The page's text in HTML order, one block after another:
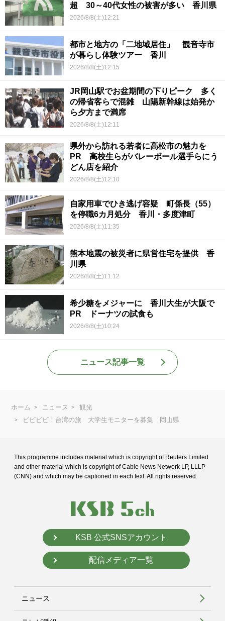
超 30～40代女性の被害が多い 香川県
2026/8/8(土)12:21
都市と地方の「二地域居住」 観音寺市
が暮らし体験ツアー 香川
2026/8/8(土)12:15
JR岡山駅でお盆期間の下りピーク 多く
の帰省客らで混雑 山陽新幹線は始発か
ら夕方まで満席
2026/8/8(土)12:11
県外から訪れる若者に高松市の魅力を
PR 高校生らがバレーボール選手らにう
どん店を紹介
2026/8/8(土)12:10
自家用車でひき逃げ容疑 町係長（55）
を停職6カ月処分 香川・多度津町
2026/8/8(土)11:35
熊本地震の被災者に県営住宅を提供 香
川県
2026/8/8(土)11:12
希少糖をメジャーに 香川大生が大阪で
PR ドーナツの試食も
2026/8/8(土)10:24
ニュース記事一覧
ホーム ニュース
観光
ビビビビ！台湾の旅 大学生モニターを募集 岡山県
This programme includes material which is copyright of Reuters Limited
and other material which is copyright of Cable News Network LP, LLLP
(CNN) and which may be captioned in each text. All rights reserved.
KSB 公式SNSアカウント
配信メディア一覧
ニュース